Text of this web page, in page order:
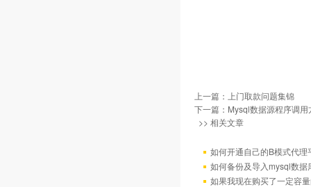
上一篇： 上门取款问题集锦
下一篇： Mysql数据源程序调
>> 相关文章
如何开通自己的B模式代理
如何备份及导入mysql数据
如果我现在购买了一定容